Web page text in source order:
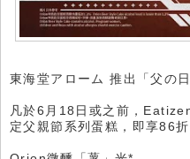
東海堂アローム 推出「父の
凡於6月18日或之前，
定父親節系列蛋糕，即享86